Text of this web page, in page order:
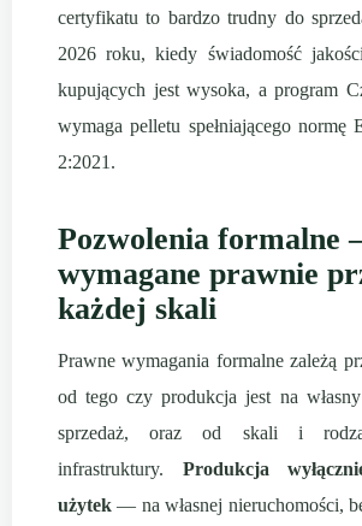
certyfikatu to bardzo trudny do
2026 roku, kiedy świadomość
kupujących jest wysoka, a program
wymaga pelletu spełniającego normę
2:2021.
Pozwolenia formalne
wymagane prawnie
każdej skali
Prawne wymagania formalne zależą
od tego czy produkcja jest na
sprzedaż, oraz od skali i
infrastruktury. Produkcja
użytek — na własnej nieruchomości,